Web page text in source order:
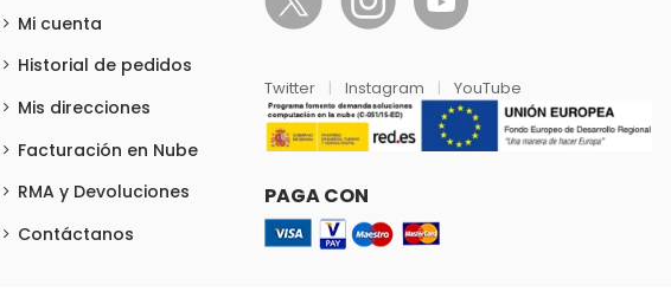
Mi cuenta
Historial de pedidos
Mis direcciones
Facturación en Nube
RMA y Devoluciones
Contáctanos
Twitter | Instagram | YouTube
PAGA CON